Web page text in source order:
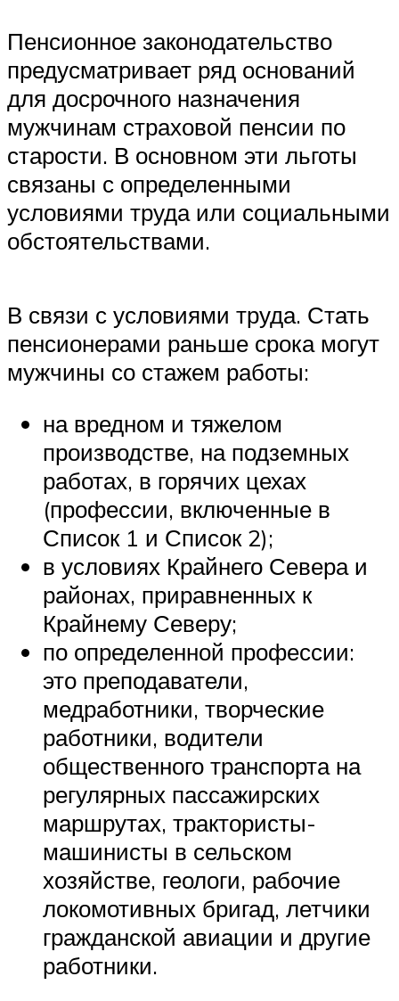
Пенсионное законодательство
предусматривает ряд оснований
для досрочного назначения
мужчинам страховой пенсии по
старости. В основном эти льготы
связаны с определенными
условиями труда или социальными
обстоятельствами.
В связи с условиями труда. Стать
пенсионерами раньше срока могут
мужчины со стажем работы:
на вредном и тяжелом
производстве, на подземных
работах, в горячих цехах
(профессии, включенные в
Список 1 и Список 2);
в условиях Крайнего Севера и
районах, приравненных к
Крайнему Северу;
по определенной профессии:
это преподаватели,
медработники, творческие
работники, водители
общественного транспорта на
регулярных пассажирских
маршрутах, трактористы-
машинисты в сельском
хозяйстве, геологи, рабочие
локомотивных бригад, летчики
гражданской авиации и другие
работники.